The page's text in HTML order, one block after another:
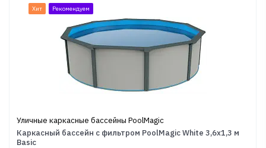
Хит Рекомендуем
Уличные каркасные бассейны PoolMagic
Каркасный бассейн с фильтром PoolMagic White 3,6x1,3 м
Basic